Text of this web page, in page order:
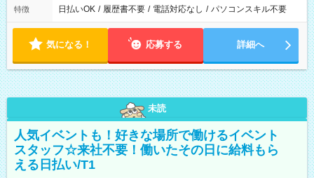
特徴 日払いOK / 履歴書不要 / 電話対応なし / パソコンスキル不要
気になる！ 応募する 詳細へ
未読
人気イベントも！好きな場所で働けるイベント
スタッフ☆来社不要！働いたその日に給料もら
える日払い/T1